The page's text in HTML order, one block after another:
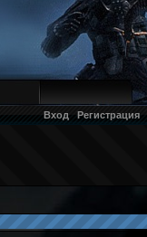
Вход Регистрация